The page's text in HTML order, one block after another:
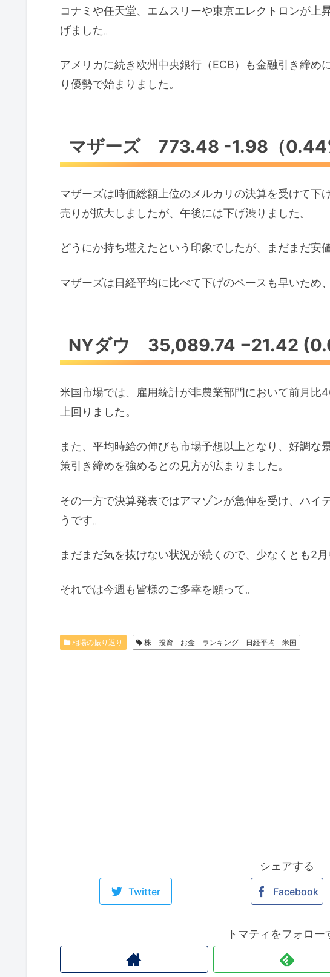
コナミや任天堂、エムスリーや東京エレクトロンが上
げました。
アメリカに続き欧州中央銀行（ECB）も金融引き締め
り優勢で始まりました。
マザーズ 773.48 -1.98（
マザーズは時価総額上位のメルカリの決算を受けて下
売りが拡大しましたが、午後には下げ渋りました。
どうにか持ち堪えたという印象でしたが、まだまだ安
マザーズは日経平均に比べて下げのペースも早いため
NYダウ 35,089.74 −21.42
米国市場では、雇用統計が非農業部門において前月比
上回りました。
また、平均時給の伸びも市場予想以上となり、好調な
策引き締めを強めるとの見方が広まりました。
その一方で決算発表ではアマゾンが急伸を受け、ハイ
うです。
まだまだ気を抜けない状況が続くので、少なくとも2
それでは今週も皆様のご多幸を願って。
相場の振り返り 株 投資 お金 ランキング 日経平均 米国
シェアする
Twitter Facebook
トマティをフォロー